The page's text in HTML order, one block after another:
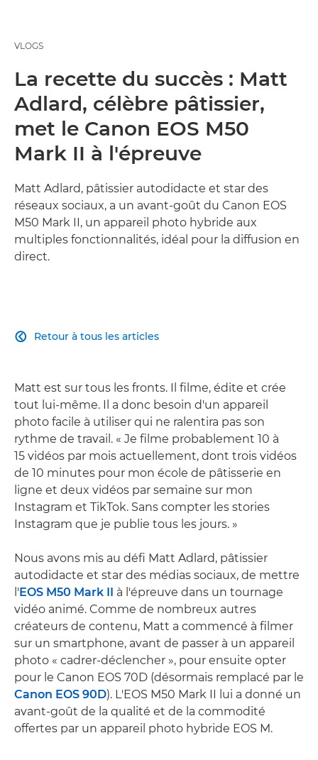
VLOGS
La recette du succès : Matt
Adlard, célèbre pâtissier,
met le Canon EOS M50
Mark II à l'épreuve
Matt Adlard, pâtissier autodidacte et star des
réseaux sociaux, a un avant-goût du Canon EOS
M50 Mark II, un appareil photo hybride aux
multiples fonctionnalités, idéal pour la diffusion en
direct.
Retour à tous les articles

Matt est sur tous les fronts. Il filme, édite et crée
tout lui-même. Il a donc besoin d'un appareil
photo facile à utiliser qui ne ralentira pas son
rythme de travail. « Je filme probablement 10 à
15 vidéos par mois actuellement, dont trois vidéos
de 10 minutes pour mon école de pâtisserie en
ligne et deux vidéos par semaine sur mon
Instagram et TikTok. Sans compter les stories
Instagram que je publie tous les jours. »
Nous avons mis au défi Matt Adlard, pâtissier
autodidacte et star des médias sociaux, de mettre
l' EOS M50 Mark II
à l'épreuve dans un tournage
vidéo animé. Comme de nombreux autres
créateurs de contenu, Matt a commencé à filmer
sur un smartphone, avant de passer à un appareil
photo « cadrer-déclencher », pour ensuite opter
pour le Canon EOS 70D (désormais remplacé par le
Canon EOS 90D). L'EOS M50 Mark II lui a donné un
avant-goût de la qualité et de la commodité
offertes par un appareil photo hybride EOS M.